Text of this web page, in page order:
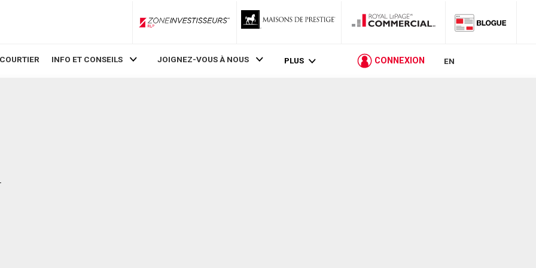
ZoneInvestisseurs RLP
INFO ET CONSEILS JOIGNEZ-VOUS À NOUS PLUS CONNEXION EN